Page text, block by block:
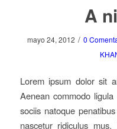
A
mayo 24, 2012 / 0
Lorem ipsum dolor sit
Aenean commodo
sociis natoque
nascetur ridiculus